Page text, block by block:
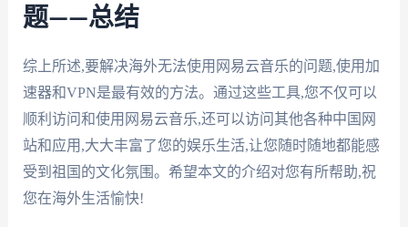
题——总结
综上所述,要解决海外无法使用网易云音乐的问题,使用加
速器和VPN是最有效的方法。通过这些工具,您不仅可以
顺利访问和使用网易云音乐,还可以访问其他各种中国网
站和应用,大大丰富了您的娱乐生活,让您随时随地都能感
受到祖国的文化氛围。希望本文的介绍对您有所帮助,祝
您在海外生活愉快!